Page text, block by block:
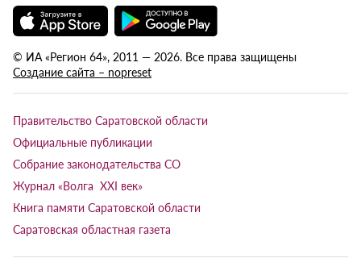
© ИА «Регион 64», 2011 — 2026. Все права защищены
Создание сайта – nopreset
Правительство Саратовской области
Официальные публикации
Собрание законодательства СО
Журнал «Волга XXI век»
Книга памяти Саратовской области
Саратовская областная газета